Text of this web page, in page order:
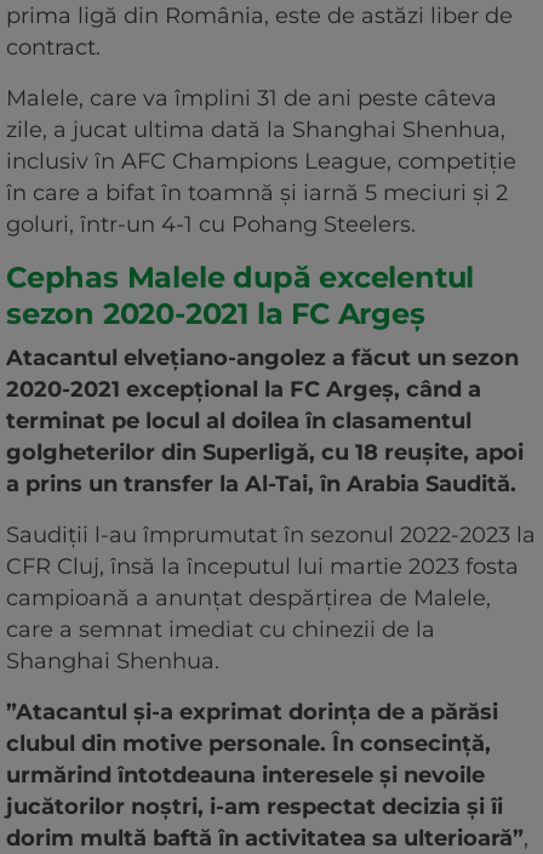
prima ligă din România, este de astăzi liber de
contract.
Malele, care va împlini 31 de ani peste câteva
zile, a jucat ultima dată la Shanghai Shenhua,
inclusiv în AFC Champions League, competiție
în care a bifat în toamnă și iarnă 5 meciuri și 2
goluri, într-un 4-1 cu Pohang Steelers.
Cephas Malele după excelentul
sezon 2020-2021 la FC Argeș
Atacantul elvețiano-angolez a făcut un sezon
2020-2021 excepțional la FC Argeș, când a
terminat pe locul al doilea în clasamentul
golgheterilor din Superligă, cu 18 reușite, apoi
a prins un transfer la Al-Tai, în Arabia Saudită.
Saudiții l-au împrumutat în sezonul 2022-2023 la
CFR Cluj, însă la începutul lui martie 2023 fosta
campioană a anunțat despărțirea de Malele,
care a semnat imediat cu chinezii de la
Shanghai Shenhua.
”Atacantul și-a exprimat dorința de a părăsi
clubul din motive personale. În consecință,
urmărind întotdeauna interesele și nevoile
jucătorilor noștri, i-am respectat decizia și îi
dorim multă baftă în activitatea sa ulterioară”,